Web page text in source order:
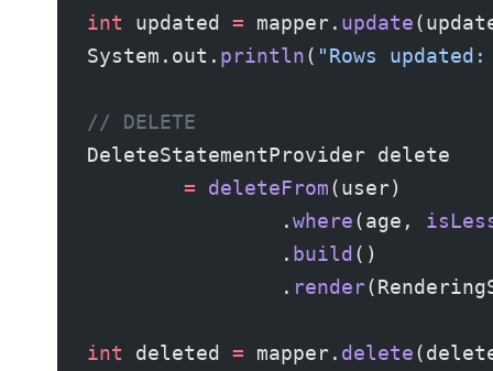
int updated = mapper. update
System.out. println( "Rows
// DELETE
DeleteStatementProvider delete
        =
deleteFrom(user)
                .
where(age,
                .
build()
                .
render
int deleted = mapper. delete